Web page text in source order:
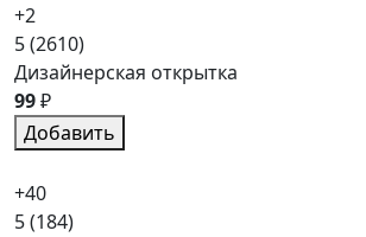
+2
5(2610)
Дизайнерская открытка
99₽
Добавить
+40
5(184)